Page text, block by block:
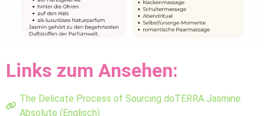
Links zum Ansehen:
The Delicate Process of Sourcing doTERRA Jasmine
Absolute (Englisch)